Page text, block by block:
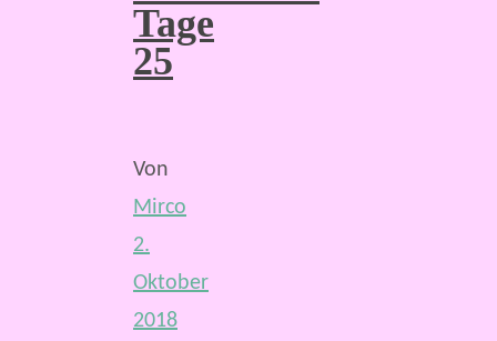
Tage
25
Von
Mirco
2.
Oktober
2018